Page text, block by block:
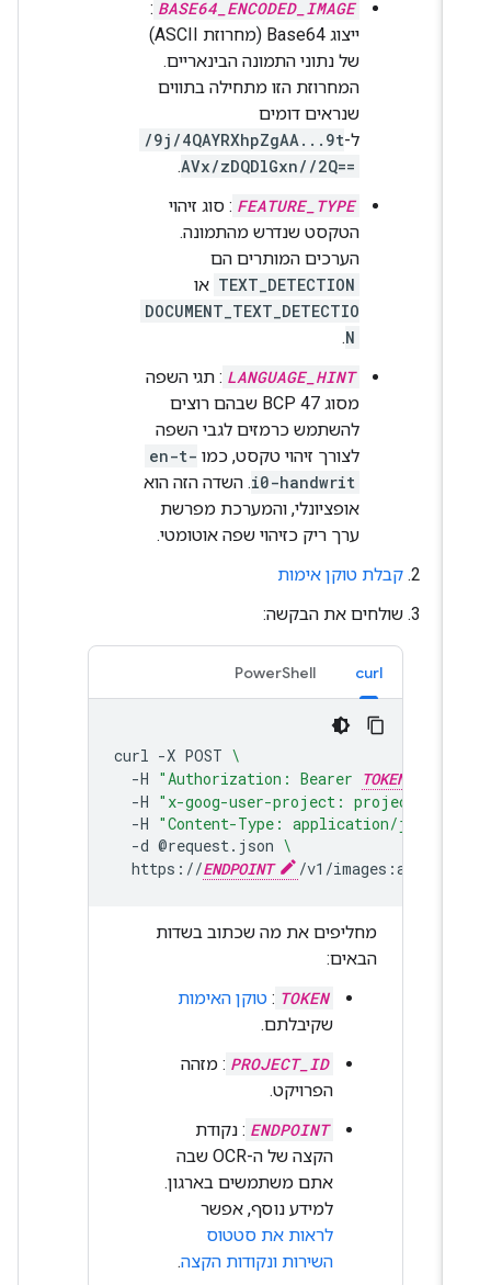
BASE64_ENCODED_IMAGE
:
ייצוג Base64 (מחרוזת ASCII)
של נתוני התמונה הבינאריים.
המחרוזת הזו מתחילה בתווים
שנראים דומים
/9j/4QAYRXhpZgAA...9t
AVx/zDQDlGxn//2Q==
.
FEATURE_TYPE : סוג זיהוי
הטקסט שנדרש מהתמונה.
הערכים המותרים הם
TEXT_DETECTION או
DOCUMENT_TEXT_DETECTIO
LANGUAGE_HINT : תגי השפה
מסוג BCP 47 שבהם רוצים
להשתמש כרמזים לגבי השפה
לצורך זיהוי טקסט, כמו en-t-
i0-handwrit. השדה הזה הוא
אופציונלי, והמערכת מפרשת
ערך ריק כזיהוי שפה אוטומטי.
קבלת טוקן אימות
שולחים את הבקשה:
PowerShell
curl -X POST
-H "Authorization: Bearer TOKEN
-H "x-goog-user-project: projects/
-H "Content-Type: application/json;
-d @request.json
https://ENDPOINT
מחליפים את מה שכתוב בשדות
הבאים:
TOKEN
:טוקן האימות
שקיבלתם.
PROJECT_ID : מזהה
הפרויקט.
ENDPOINT : נקודת
הקצה של ה-OCR שבה
אתם משתמשים בארגון.
למידע נוסף, אפשר
לראות את סטטוס
השירות ונקודות הקצה.